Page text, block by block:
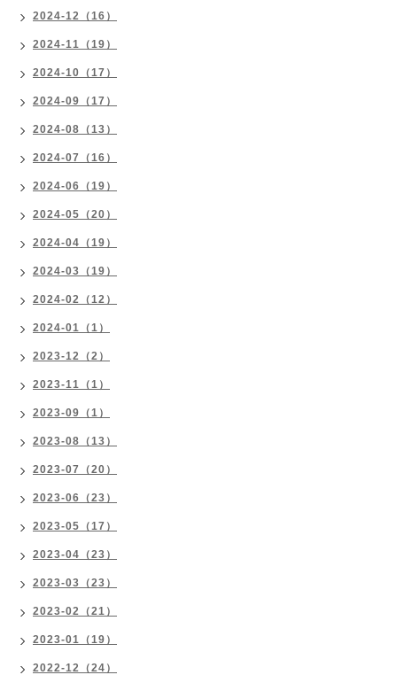
2024-12（16）
2024-11（19）
2024-10（17）
2024-09（17）
2024-08（13）
2024-07（16）
2024-06（19）
2024-05（20）
2024-04（19）
2024-03（19）
2024-02（12）
2024-01（1）
2023-12（2）
2023-11（1）
2023-09（1）
2023-08（13）
2023-07（20）
2023-06（23）
2023-05（17）
2023-04（23）
2023-03（23）
2023-02（21）
2023-01（19）
2022-12（24）